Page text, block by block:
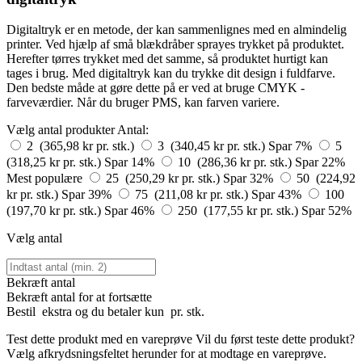
Digitaltryk er en metode, der kan sammenlignes med en almindelig
printer. Ved hjælp af små blækdråber sprayes trykket på produktet.
Herefter tørres trykket med det samme, så produktet hurtigt kan
tages i brug. Med digitaltryk kan du trykke dit design i fuldfarve.
Den bedste måde at gøre dette på er ved at bruge CMYK -
farveværdier. Når du bruger PMS, kan farven variere.
Vælg antal produkterAntal:
2 (365,98 kr pr. stk.)
3 (340,45 kr pr. stk.) Spar 7%
5
(318,25 kr pr. stk.) Spar 14% 10 (286,36 kr pr. stk.) Spar 22%
Mest populære
25 (250,29 kr pr. stk.) Spar 32%
50 (224,92
kr pr. stk.) Spar 39% 75 (211,08 kr pr. stk.) Spar 43%
100
(197,70 kr pr. stk.) Spar 46% 250 (177,55 kr pr. stk.) Spar 52%
Vælg antal
Bekræft antal
Bekræft antal for at fortsætte
Bestil ekstra og du betaler kun pr. stk.
Test dette produkt med en vareprøve Vil du først teste dette produkt?
Vælg afkrydsningsfeltet herunder for at modtage en vareprøve.